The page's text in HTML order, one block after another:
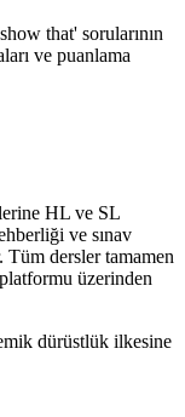
that' sorularının
ve puanlama
HL ve SL
ve sınav
Tüm dersler tamamen
üzerinden
dürüstlük ilkesine